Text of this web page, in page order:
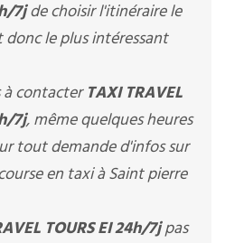
7jde choisir l'itinéraire le
le plus intéressant
à contacterTAXI TRAVEL
7j, même quelques heures
tout demande d'infos sur
en taxi à Saint pierre
TOURS EI 24h/7jpas